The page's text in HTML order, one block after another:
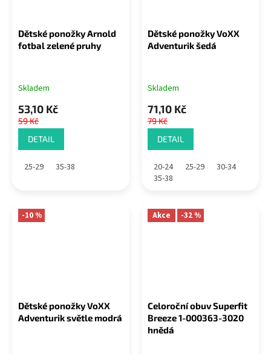
Dětské ponožky Arnold
fotbal zelené pruhy
Skladem
53,10 Kč
59 Kč
DETAIL
25-29 35-38
Dětské ponožky VoXX
Adventurik šedá
Skladem
71,10 Kč
79 Kč
DETAIL
20-24 25-29
30-34
35-38
-10 %
Dětské ponožky VoXX
Adventurik světle modrá
Akce -32 %
Celoroční obuv Superfit
Breeze 1-000363-3020
hnědá